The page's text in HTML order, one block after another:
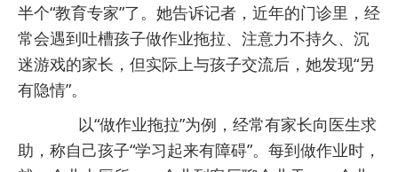
半个“教育专家”了。她告诉记者，近年的门诊里，经
常会遇到吐槽孩子做作业拖拉、注意力不持久、沉
迷游戏的家长，但实际上与孩子交流后，她发现“另
有隐情”。
以“做作业拖拉”为例，经常有家长向医生求
助，称自己孩子“学习起来有障碍”。每到做作业时，